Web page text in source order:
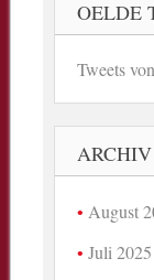
OELDE
Tweets
ARCHIV
August
Juli 2025